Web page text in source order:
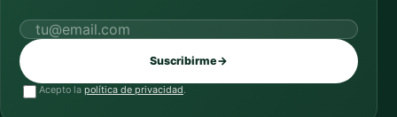
Correo electrónico
Suscribirme→
Acepto la política de privacidad.